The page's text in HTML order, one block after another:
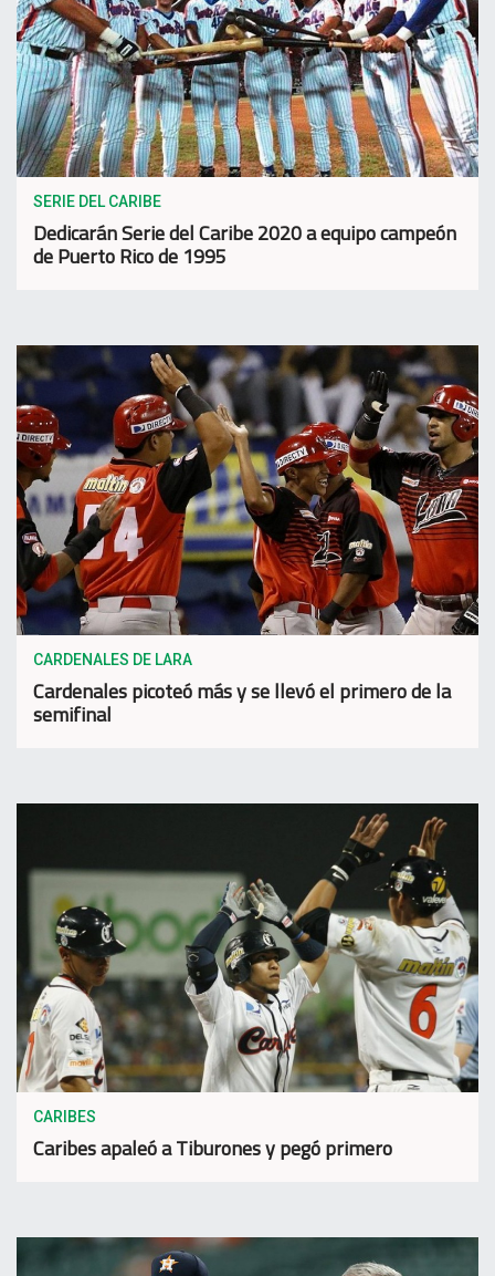
SERIE DEL CARIBE
Dedicarán Serie del Caribe 2020 a equipo campeón
de Puerto Rico de 1995
CARDENALES DE LARA
Cardenales picoteó más y se llevó el primero de la
semifinal
CARIBES
Caribes apaleó a Tiburones y pegó primero